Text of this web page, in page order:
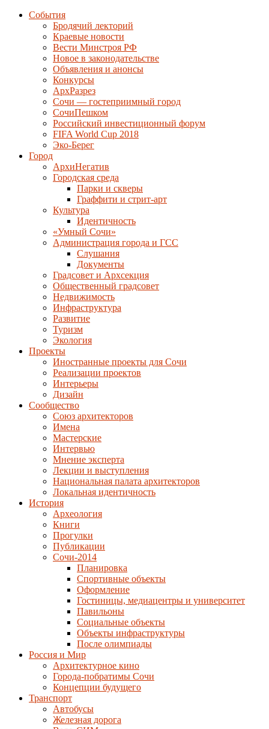
События
Бродячий лекторий
Краевые новости
Вести Минстроя РФ
Новое в законодательстве
Объявления и анонсы
Конкурсы
АрхРазрез
Сочи — гостеприимный город
СочиПешком
Российский инвестиционный форум
FIFA World Cup 2018
Эко-Берег
Город
АрхиНегатив
Городская среда
Парки и скверы
Граффити и стрит-арт
Культура
Идентичность
«Умный Сочи»
Администрация города и ГСС
Слушания
Документы
Градсовет и Архсекция
Общественный градсовет
Недвижимость
Инфраструктура
Развитие
Туризм
Экология
Проекты
Иностранные проекты для Сочи
Реализации проектов
Интерьеры
Дизайн
Сообщество
Союз архитекторов
Имена
Мастерские
Интервью
Мнение эксперта
Лекции и выступления
Национальная палата архитекторов
Локальная идентичность
История
Археология
Книги
Прогулки
Публикации
Сочи-2014
Планировка
Спортивные объекты
Оформление
Гостиницы, медиацентры и университет
Павильоны
Социальные объекты
Объекты инфраструктуры
После олимпиады
Россия и Мир
Архитектурное кино
Города-побратимы Сочи
Концепции будущего
Транспорт
Автобусы
Железная дорога